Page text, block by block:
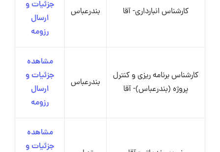
کارشناس انبارداری- آقا بندرعباس
جزئیات و
ارسال
رزومه
کارشناس برنامه ریزی و کنترل
پروژه (بندرعباس)- آقا
بندرعباس
مشاهده
جزئیات و
ارسال
رزومه
مشاهده
جزئیات و